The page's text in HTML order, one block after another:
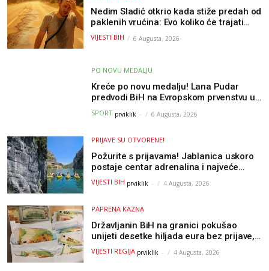
Nedim Sladić otkrio kada stiže predah od
paklenih vrućina: Evo koliko će trajati
osvježenje u BiH
VIJESTI BIH 6 Augusta, 2026
PO NOVU MEDALJU
Kreće po novu medalju! Lana Pudar
predvodi BiH na Evropskom prvenstvu u
Parizu
SPORT prviklik - 6 Augusta, 2026
PRIJAVE SU OTVORENE!
Požurite s prijavama! Jablanica uskoro
postaje centar adrenalina i najveće
outdoor avanture ovog ljeta
VIJESTI BIH prviklik - 4 Augusta, 2026
PAPRENA KAZNA
Državljanin BiH na granici pokušao
unijeti desetke hiljada eura bez prijave,
uslijedila “paprena” kazna
VIJESTI REGIJA prviklik - 4 Augusta, 2026